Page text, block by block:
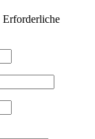
Erforderliche